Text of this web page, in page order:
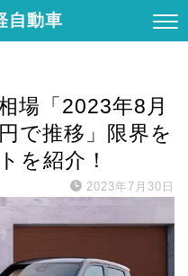
自動車
場「2023年8月
で推移」限界を
を紹介！
2023年7月30日